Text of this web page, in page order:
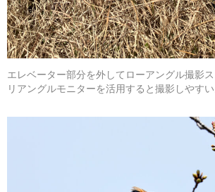
エレベーター部分を外してローアングル撮影
リアングルモニターを活用すると撮影しやすい